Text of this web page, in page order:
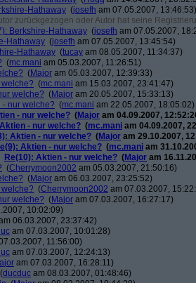
Hathaway (josefh am 07.05.2007, 13:46:53)
zurückgezogen oder Autor hat seine
Berkshire-Hathaway (josefh am 07.05.2007,
Hathaway (josefh am 07.05.2007, 13:45:54)
Hathaway (tucay am 08.05.2007, 11:34:37)
(mc.mani am 05.03.2007, 11:26:51)
(Major am 05.03.2007, 12:39:33)
welche? (mc.mani am 15.03.2007, 23:41:47)
welche? (Major am 20.05.2007, 15:33:13)
- nur welche? (mc.mani am 22.05.2007, 18:05:02)
- nur welche? (Major am 04.09.2007,
- nur welche? (mc.mani am 04.09.2007,
Aktien - nur welche? (Major am 29.10.2007,
Aktien - nur welche? (mc.mani am
Re(10): Aktien - nur welche? (Major am
(Cherrymoon2002 am 05.03.2007, 21:50:16)
(Major am 06.03.2007, 23:25:52)
welche? (Cherrymoon2002 am 07.03.2007,
welche? (Major am 07.03.2007, 16:27:17)
10:02:09)
06.03.2007, 23:37:42)
am 07.03.2007, 10:01:28)
11:56:00)
am 07.03.2007, 12:24:13)
am 07.03.2007, 16:28:11)
(ducduc am 08.03.2007, 01:48:46)